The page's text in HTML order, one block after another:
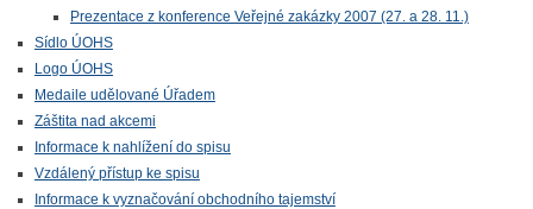
Prezentace z konference Veřejné zakázky 2007 (27. a 28. 11.)
Sídlo ÚOHS
Logo ÚOHS
Medaile udělované Úřadem
Záštita nad akcemi
Informace k nahlížení do spisu
Vzdálený přístup ke spisu
Informace k vyznačování obchodního tajemství